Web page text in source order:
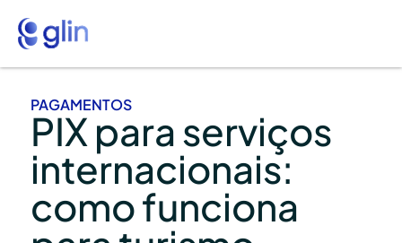
PAGAMENTOS
PIX para serviços
internacionais:
como funciona